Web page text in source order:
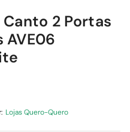
2 Portas
AVE06
Lojas Quero-Quero